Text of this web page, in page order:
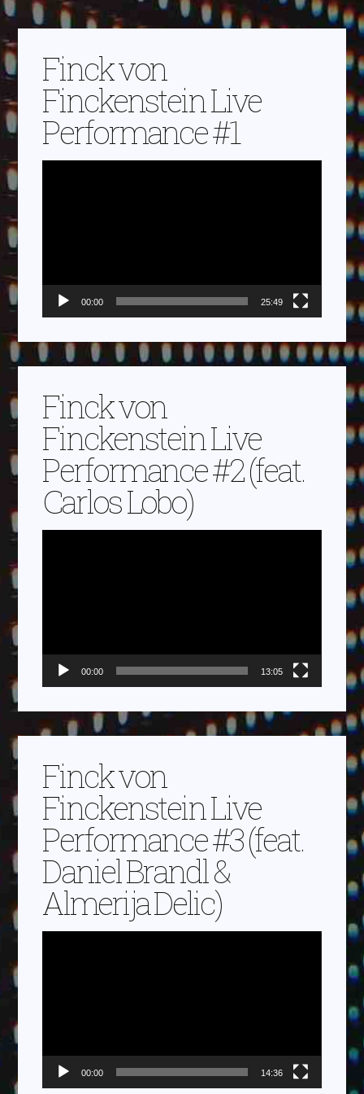
Finck von
Finckenstein Live
Performance #1
00:00 25:49
Finck von
Finckenstein Live
Performance #2 (feat.
Carlos Lobo)
00:00 13:05
Finck von
Finckenstein Live
Performance #3 (feat.
Daniel Brandl &
Almerija Delic)
00:00 14:36